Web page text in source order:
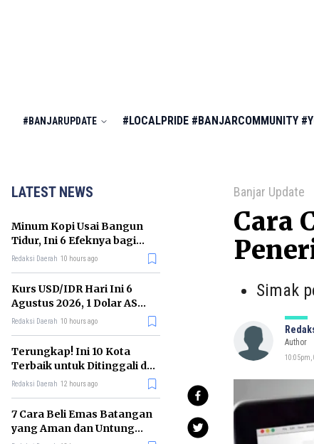
#BANJARUPDATE #LOCALPRIDE #BANJARCOMMUNITY
LATEST NEWS
Minum Kopi Usai Bangun
Tidur, Ini 6 Efeknya bagi
Kesehatan Tubuh
Redaksi Daerah 10 hours ago
Kurs USD/IDR Hari Ini 6
Agustus 2026, 1 Dolar AS
Kini Berapa Rupiah?
Redaksi Daerah 10 hours ago
Terungkap! Ini 10 Kota
Terbaik untuk Ditinggali di
Dunia Tahun 2026
Redaksi Daerah 12 hours ago
7 Cara Beli Emas Batangan
yang Aman dan Untung
Banjar Update
Cara
Simak
Author
10:05pm,